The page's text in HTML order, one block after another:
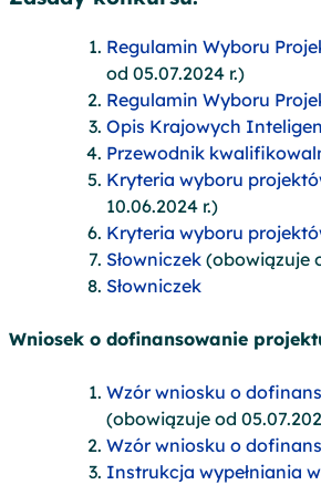
Regulamin Wyboru
od 05.07.2024 r.)
Regulamin Wyboru
Opis Krajowych
Przewodnik
Kryteria wyboru
10.06.2024 r.)
Kryteria wyboru
Słowniczek (obowiązuje
Słowniczek
Wniosek o dofinansowanie
Wzór wniosku o
(obowiązuje od
Wzór wniosku o
Instrukcja wypełniania